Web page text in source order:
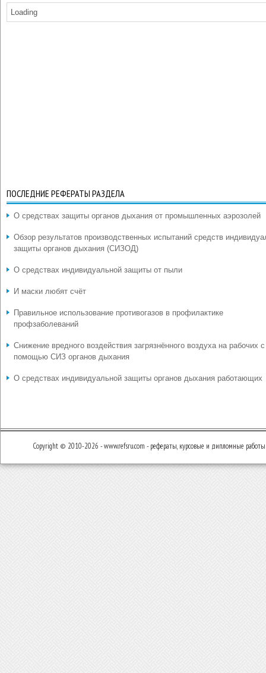
Loading
ПОСЛЕДНИЕ РЕФЕРАТЫ РАЗДЕЛА
О средствах защиты органов дыхания от промышленных аэрозолей
Обзор результатов производственных испытаний средств
защиты органов дыхания (СИЗОД)
О средствах индивидуальной защиты от пыли
И маски любят счёт
Правильное использование противогазов в профилактике
профзаболеваний
Снижение вредного воздействия загрязнённого воздуха на рабочих с
помощью СИЗ органов дыхания
О средствах индивидуальной защиты органов дыхания работающих
Copyright © 2010-2026 - www.refsru.com - рефераты, курсовые и дипломные работы